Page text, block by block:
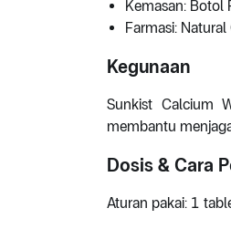
Kemasan: Botol
Farmasi:
Kegunaan
Sunkist Calcium
membantu
Dosis & Cara
Aturan pakai: 1